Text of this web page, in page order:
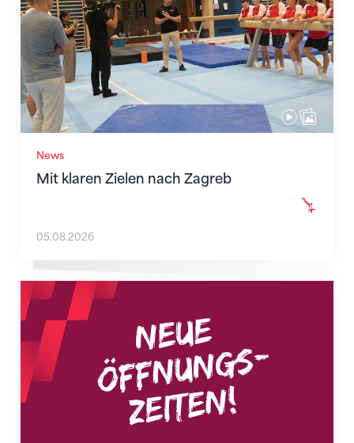
News
Mit klaren Zielen nach Zagreb
05.08.2026
Neue Empfangszeiten ab 1. August 2026